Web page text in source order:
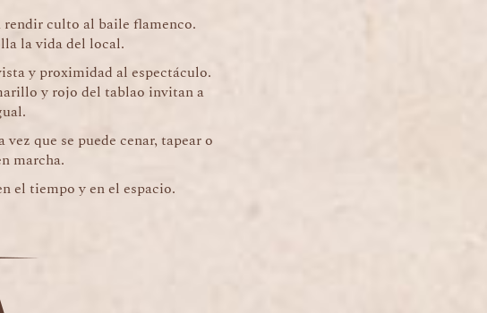
rendir culto al baile flamenco.
la vida del local.
y proximidad al espectáculo.
y rojo del tablao invitan a
que se puede cenar, tapear o
marcha.
el tiempo y en el espacio.